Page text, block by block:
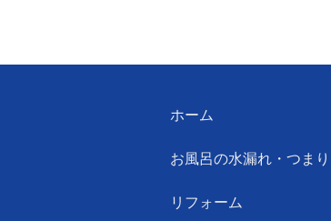
ホーム
お風呂の水漏れ・つまり
リフォーム